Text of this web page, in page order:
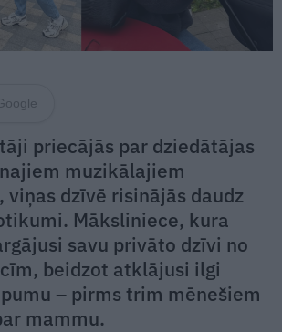
priecājās par dziedātājas
muzikālajiem
viņas dzīvē risinājās daudz
Māksliniece, kura
savu privāto dzīvi no
beidzot atklājusi ilgi
– pirms trim mēnešiem
mammu.